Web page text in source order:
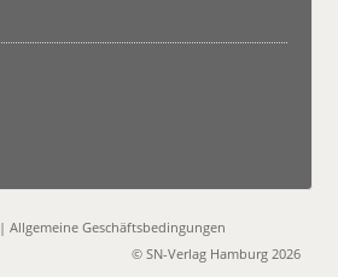
|Allgemeine Geschäftsbedingungen
© SN-Verlag Hamburg 2026